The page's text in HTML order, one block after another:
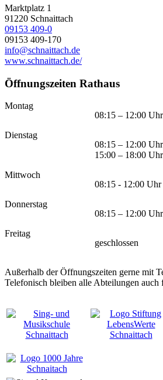
Marktplatz 1
91220 Schnaittach
09153 409-0
09153 409-170
info@schnaittach.de
www.schnaittach.de/
Öffnungszeiten Rathaus
Montag
08:15 – 12:00 Uhr
Dienstag
08:15 – 12:00
15:00 – 18:00 Uhr
Mittwoch
08:15 - 12:00 Uhr
Donnerstag
08:15 – 12:00 Uhr
Freitag
geschlossen
Außerhalb der Öffnungszeiten gerne mit
Telefonisch bleiben alle Abteilungen auch